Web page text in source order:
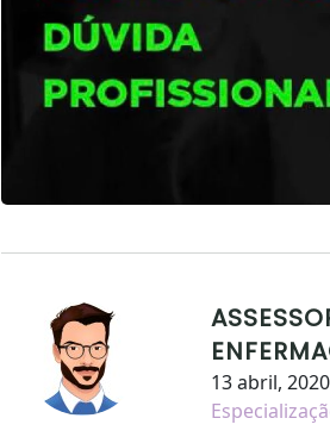
13 abril, 2020